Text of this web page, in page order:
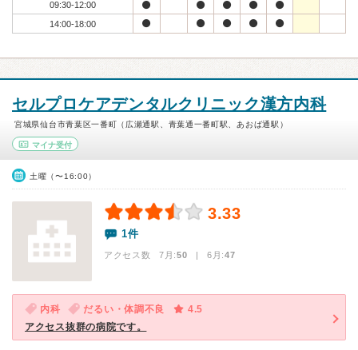
09:30-12:00
14:00-18:00
セルプロケアデンタルクリニック漢方内科
宮城県仙台市青葉区一番町（広瀬通駅、青葉通一番町駅、あおば通駅）
マイナ受付
土曜（〜16:00）
3.33
1件
アクセス数 7月:50 | 6月:47
内科 だるい・体調不良
4.5
アクセス抜群の病院です。